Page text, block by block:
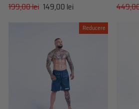
Pret
199,00 lei Pret
149,00 lei Pret
Reducere